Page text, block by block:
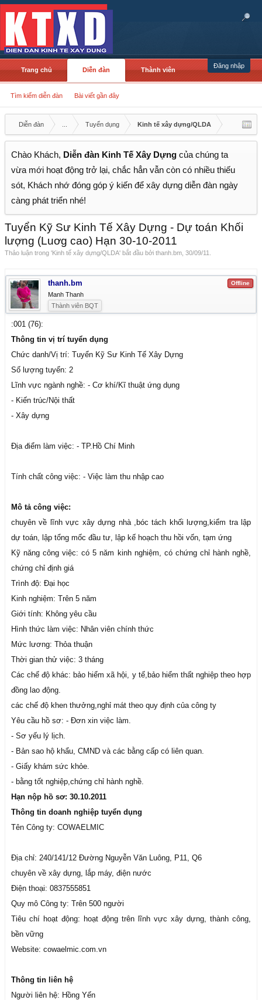
Đăng nhập
Trang chủ Diễn đàn
Tìm kiếm diễn đàn Bài viết gần đây
Thành viên
Diễn đàn Tuyển dụng Kinh tế xây dựng/QLDA
Chào Khách, Diễn đàn Kinh Tế Xây Dựng của chúng ta
vừa mới hoạt động trở lại, chắc hẳn vẫn còn có nhiều thiếu
sót, Khách nhớ đóng góp ý kiến để xây dựng diễn đàn ngày
càng phát triển nhé!
Tuyển Kỹ Sư Kinh Tế Xây Dựng - Dự toán Khối
lượng (Luơg cao) Hạn 30-10-2011
Thảo luận trong 'Kinh tế xây dựng/QLDA' bắt đầu bởi thanh.bm 30/09/11
Offline
thanh.bm
Manh Thanh
Thành viên BQT
:001 (76):
Thông tin vị trí tuyển dụng
Chức danh/Vị trí: Tuyển Kỹ Sư Kinh Tế Xây Dựng
Số lượng tuyển: 2
Lĩnh vực ngành nghề: - Cơ khí/Kĩ thuật ứng dụng
- Kiến trúc/Nội thất
- Xây dựng
Địa điểm làm việc: - TP.Hồ Chí Minh
Tính chất công việc: - Việc làm thu nhập cao
Mô tả công việc:
chuyên về lĩnh vực xây dựng nhà ,bóc tách khối lượng,kiểm tra lập
dự toán, lập tổng mốc đầu tư, lập kế hoạch thu hồi vốn, tạm ứng
Kỹ năng công việc: có 5 năm kinh nghiệm, có chứng chỉ hành nghề,
chứng chỉ định giá
Trình độ: Đại học
Kinh nghiệm: Trên 5 năm
Giới tính: Không yêu cầu
Hình thức làm việc: Nhân viên chính thức
Mức lương: Thỏa thuận
Thời gian thử việc: 3 tháng
Các chế độ khác: bảo hiểm xã hội, y tế,bảo hiểm thất nghiệp theo hợp
đồng lao động.
các chế độ khen thưởng,nghỉ mát theo quy định của công ty
Yêu cầu hồ sơ: - Đơn xin việc làm.
- Sơ yếu lý lịch.
- Bản sao hộ khẩu, CMND và các bằng cấp có liên quan.
- Giấy khám sức khỏe.
- bằng tốt nghiệp,chứng chỉ hành nghề.
Hạn nộp hồ sơ: 30.10.2011
Thông tin doanh nghiệp tuyển dụng
Tên Công ty: COWAELMIC
Địa chỉ: 240/141/12 Đường Nguyễn Văn Luông, P11, Q6
chuyên về xây dựng, lắp máy, điện nước
Điện thoại: 0837555851
Quy mô Công ty: Trên 500 người
Tiêu chí hoạt động: hoạt động trên lĩnh vực xây dựng, thành công,
bền vững
Website: cowaelmic.com.vn
Thông tin liên hệ
Người liên hệ: Hồng Yến